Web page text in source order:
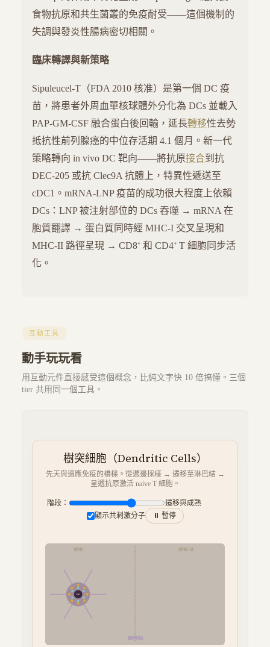
食物抗原和共生菌叢的免疫耐受——這個機制的
失調與發炎性腸病密切相關。
臨床轉譯與新策略
Sipuleucel-T（FDA 2010 核准）是第一個 DC 疫
苗，將患者外周血單核球體外分化為 DCs 並載入
PAP-GM-CSF 融合蛋白後回輸，延長轉移性去勢
抵抗性前列腺癌的中位存活期 4.1 個月。新一代
策略轉向 in vivo DC 靶向——將抗原接合到抗
DEC-205 或抗 Clec9A 抗體上，特異性遞送至
cDC1。mRNA-LNP 疫苗的成功很大程度上依賴
DCs：LNP 被注射部位的 DCs 吞噬 → mRNA 在
胞質翻譯 → 蛋白質同時經 MHC-I 交叉呈現和
MHC-II 路徑呈現 → CD8⁺ 和 CD4⁺ T 細胞同步活
化。
互動工具
動手玩玩看
用互動元件直接感受這個概念，比純文字快 10 倍搞懂。三個
tier 共用同一個工具。
樹突細胞（Dendritic Cells）
先天與適應免疫的橋樑。從週邊採樣 → 遷移至淋巴結 →
呈遞抗原激活 naive T 細胞。
階段：
遷移與成熟
顯示共刺激分子
⏸ 暫停
淋巴結 淋巴結 T 區
DC
遷移與成熟